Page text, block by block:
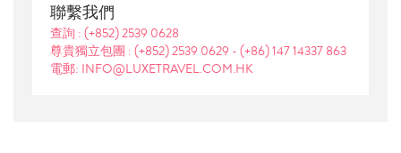
聯繫我們
查詢 : (+852) 2539 0628
尊貴獨立包團 : (+852) 2539 0629 - (+86) 147 14337 863
電郵: INFO@LUXETRAVEL.COM.HK